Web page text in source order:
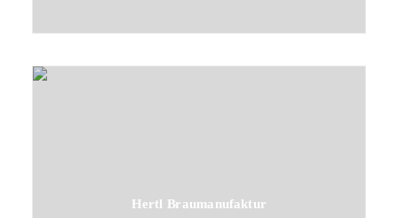
Hertl Braumanufaktur